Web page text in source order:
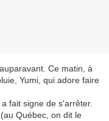
Ce matin, à
Yumi, qui adore faire
fait signe de s'arrêter.
Québec, on dit le